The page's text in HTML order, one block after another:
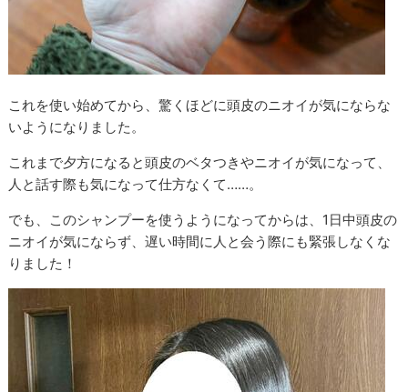
これを使い始めてから、驚くほどに頭皮のニオイが気にならな
いようになりました。
これまで夕方になると頭皮のベタつきやニオイが気になって、
人と話す際も気になって仕方なくて……。
でも、このシャンプーを使うようになってからは、1日中頭皮の
ニオイが気にならず、遅い時間に人と会う際にも緊張しなくな
りました！